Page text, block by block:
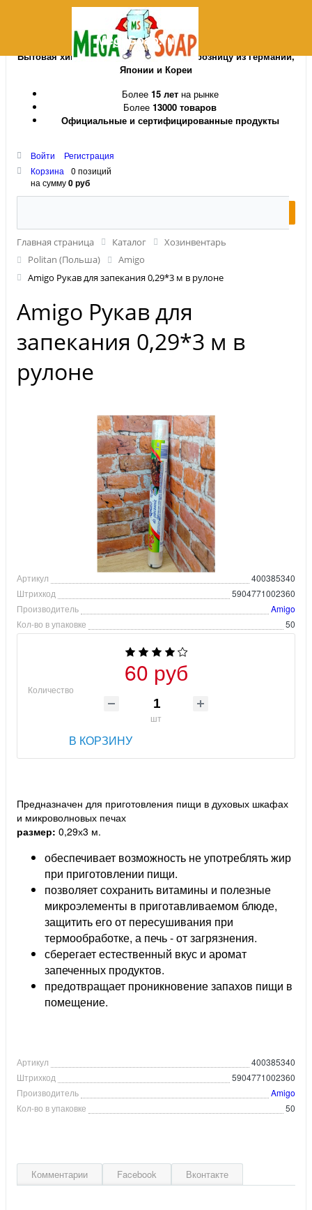
MegaSoap.ru
Бытовая химия и косметика оптом и в розницу из Германии,
Японии и Кореи
Более 15 летна рынке
Более 13000 товаров
Официальные и сертифицированные продукты
Войти
Регистрация
Корзина
0 позиций
на сумму0 руб
Главная страница Каталог
Хозинвентарь
Politan (Польша)
Amigo
Amigo Рукав для запекания 0,29*3 м в рулоне
Amigo Рукав для
запекания 0,29*3 м в
рулоне
Артикул
400385340
Штрихкод
5904771002360
Производитель
Amigo
Кол-во в упаковке
50
60 руб
Количество
шт
В КОРЗИНУ
Предназначен для приготовления пищи в духовых шкафах
и микроволновых печах
размер: 0,29х3 м.
обеспечивает возможность не употреблять жир
при приготовлении пищи.
позволяет сохранить витамины и полезные
микроэлементы в приготавливаемом блюде,
защитить его от пересушивания при
термообработке, а печь - от загрязнения.
сберегает естественный вкус и аромат
запеченных продуктов.
предотвращает проникновение запахов пищи в
помещение.
Артикул
400385340
Штрихкод
5904771002360
Производитель
Amigo
Кол-во в упаковке
50
Комментарии Facebook Вконтакте